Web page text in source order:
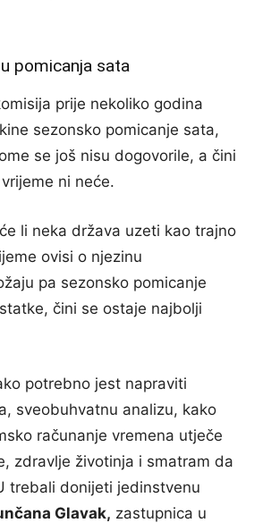
pomicanja sata
prije nekoliko godina
sezonsko pomicanje sata,
se još nisu dogovorile, a čini
ni neće.
li neka država uzeti kao trajno
ovisi o njezinu
pa sezonsko pomicanje
čini se ostaje najbolji
potrebno jest napraviti
sveobuhvatnu analizu, kako
računanje vremena utječe
zdravlje životinja i smatram da
trebali donijeti jedinstvenu
Glavak, zastupnica u